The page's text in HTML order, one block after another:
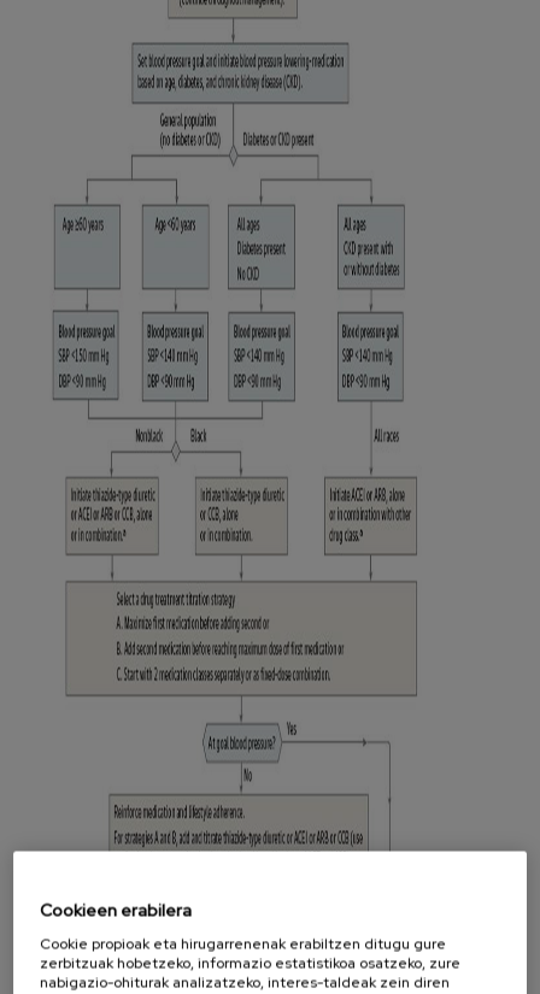
Cookieen erabilera
Cookie propioak eta hirugarrenenak erabiltzen ditugu gure
zerbitzuak hobetzeko, informazio estatistikoa osatzeko, zure
nabigazio-ohiturak analizatzeko, interes-taldeak zein diren